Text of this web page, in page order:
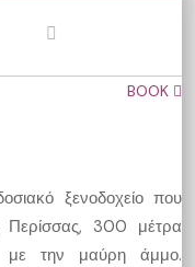
BOOK
ξενοδοχείο που
Περίσσας, 300 μέτρα
με την μαύρη άμμο.